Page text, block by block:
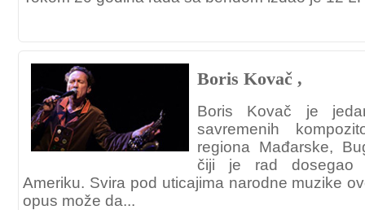
Boris Kovač ,
Boris Kovač je
savremenih
regiona Mađarske,
čiji je rad dosegao
Ameriku. Svira pod uticajima narodne muzike
opus može da...